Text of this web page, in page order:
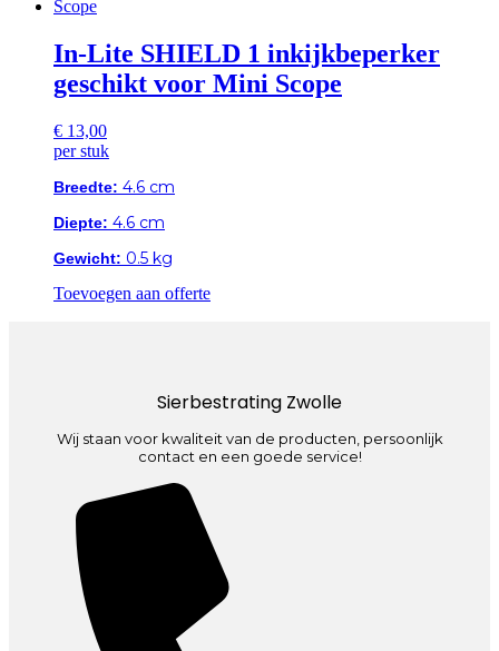
In-Lite SHIELD 1 inkijkbeperker
geschikt voor Mini Scope
€ 13,00
per stuk
Breedte: 4.6 cm
Diepte: 4.6 cm
Gewicht: 0.5 kg
Toevoegen aan offerte
Sierbestrating Zwolle
Wij staan voor kwaliteit van de producten, persoonlijk
contact en een goede service!